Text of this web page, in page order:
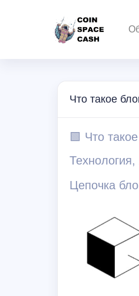
Что такое
🟩 Что
Цепочка